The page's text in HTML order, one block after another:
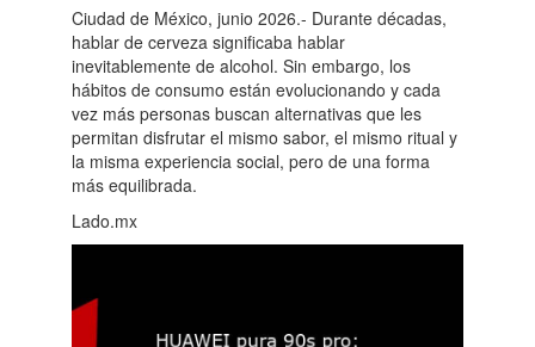
Ciudad de México, junio 2026.- Durante décadas,
hablar de cerveza significaba hablar
inevitablemente de alcohol. Sin embargo, los
hábitos de consumo están evolucionando y cada
vez más personas buscan alternativas que les
permitan disfrutar el mismo sabor, el mismo ritual y
la misma experiencia social, pero de una forma
más equilibrada.
Lado.mx